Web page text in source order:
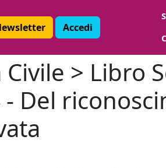
Accedi
> Libro
- Del